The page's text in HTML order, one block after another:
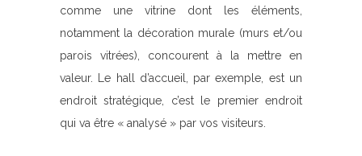
comme une vitrine dont les éléments,
notamment la décoration murale (murs et/ou
parois vitrées), concourent à la mettre en
valeur. Le hall d’accueil, par exemple, est un
endroit stratégique, c’est le premier endroit
qui va être « analysé » par vos visiteurs.